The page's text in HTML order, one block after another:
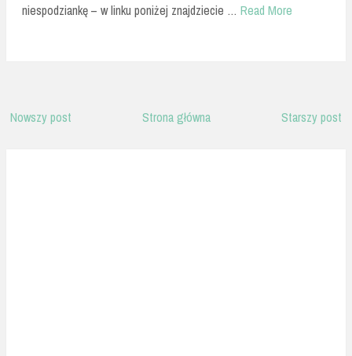
niespodziankę – w linku poniżej znajdziecie … Read More
Nowszy post Starszy post
Strona główna